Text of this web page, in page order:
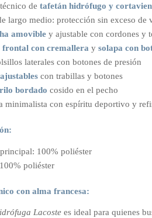
detafetán hidrófugo y
largo medio: protección sin exceso de
amovible y ajustable con cordones y
frontal con cremallera ysolapa con
laterales con botones de presión
con trabillas y botones
bordado cosido en el pecho
minimalista con espíritu deportivo y
100% poliéster
poliéster
con alma francesa:
Lacoste es ideal para quienes